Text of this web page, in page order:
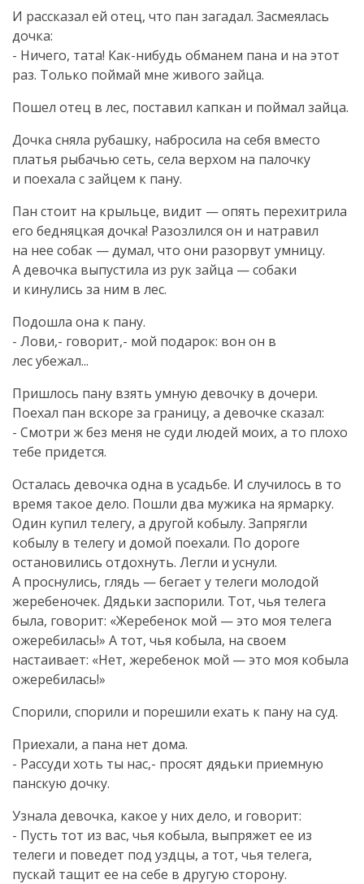
И рассказал ей отец, что пан загадал. Засмеялась
дочка:
- Ничего, тата! Как-нибудь обманем пана и на этот
раз. Только поймай мне живого зайца.
Пошел отец в лес, поставил капкан и поймал зайца.
Дочка сняла рубашку, набросила на себя вместо
платья рыбачью сеть, села верхом на палочку
и поехала с зайцем к пану.
Пан стоит на крыльце, видит — опять перехитрила
его бедняцкая дочка! Разозлился он и натравил
на нее собак — думал, что они разорвут умницу.
А девочка выпустила из рук зайца — собаки
и кинулись за ним в лес.
Подошла она к пану.
- Лови,- говорит,- мой подарок: вон он в
лес убежал...
Пришлось пану взять умную девочку в дочери.
Поехал пан вскоре за границу, а девочке сказал:
- Смотри ж без меня не суди людей моих, а то плохо
тебе придется.
Осталась девочка одна в усадьбе. И случилось в то
время такое дело. Пошли два мужика на ярмарку.
Один купил телегу, а другой кобылу. Запрягли
кобылу в телегу и домой поехали. По дороге
остановились отдохнуть. Легли и уснули.
А проснулись, глядь — бегает у телеги молодой
жеребеночек. Дядьки заспорили. Тот, чья телега
была, говорит: «Жеребенок мой — это моя телега
ожеребилась!» А тот, чья кобыла, на своем
настаивает: «Нет, жеребенок мой — это моя кобыла
ожеребилась!»
Спорили, спорили и порешили ехать к пану на суд.
Приехали, а пана нет дома.
- Рассуди хоть ты нас,- просят дядьки приемную
панскую дочку.
Узнала девочка, какое у них дело, и говорит:
- Пусть тот из вас, чья кобыла, выпряжет ее из
телеги и поведет под уздцы, а тот, чья телега,
пускай тащит ее на себе в другую сторону.